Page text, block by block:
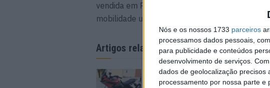
Nós e os nossos 1733 parceiros
processamos dados pessoais,
para publicidade e conteúdos
desenvolvimento de serviços.
dados de geolocalização
processamento por nossa parte e
vendida em Portugal, prossegue assim na sua
mobilidade urbana elétrica.
Artigos relacionados
Bultaco Rally GT 300
revelada